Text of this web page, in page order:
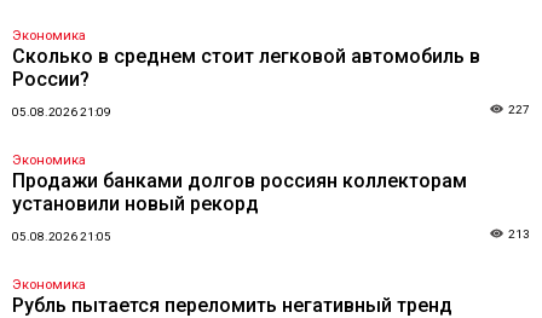
Экономика
Сколько в среднем стоит легковой автомобиль в
России?
05.08.2026 21:09 227
Экономика
Продажи банками долгов россиян коллекторам
установили новый рекорд
05.08.2026 21:05 213
Экономика
Рубль пытается переломить негативный тренд